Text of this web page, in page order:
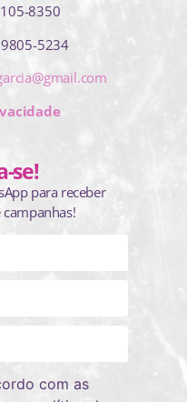
8350
5234
se!
para receber
com as